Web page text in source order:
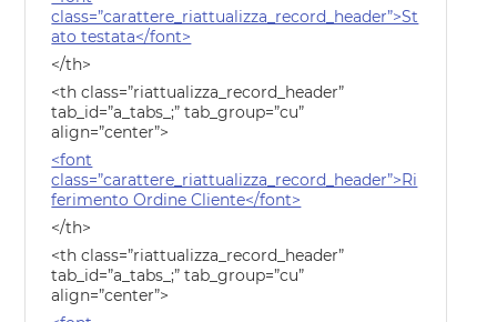
class=”carattere_riattualizza_record_header”>St
ato testata</font>
</th>
<th class=”riattualizza_record_header”
tab_id=”a_tabs_;” tab_group=”cu”
align=”center”>
<font
class=”carattere_riattualizza_record_header”>Ri
ferimento Ordine Cliente</font>
</th>
<th class=”riattualizza_record_header”
tab_id=”a_tabs_;” tab_group=”cu”
align=”center”>